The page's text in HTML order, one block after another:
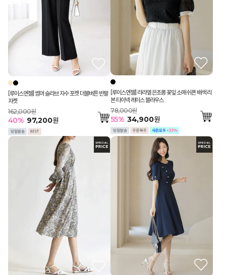
[루이스엔젤] 썸머 슬라브 자수 포켓 더블버튼 반팔
자켓
162,000원
40% 97,200원
[루이스엔젤] 라라엘 은초롱 꽃잎 소매 쉬폰 배색 리
본 타이넥 레이스 블라우스
78,000원
55% 34,900원